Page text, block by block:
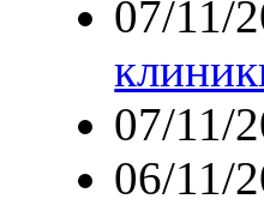
07/11/
07/11/
06/11/